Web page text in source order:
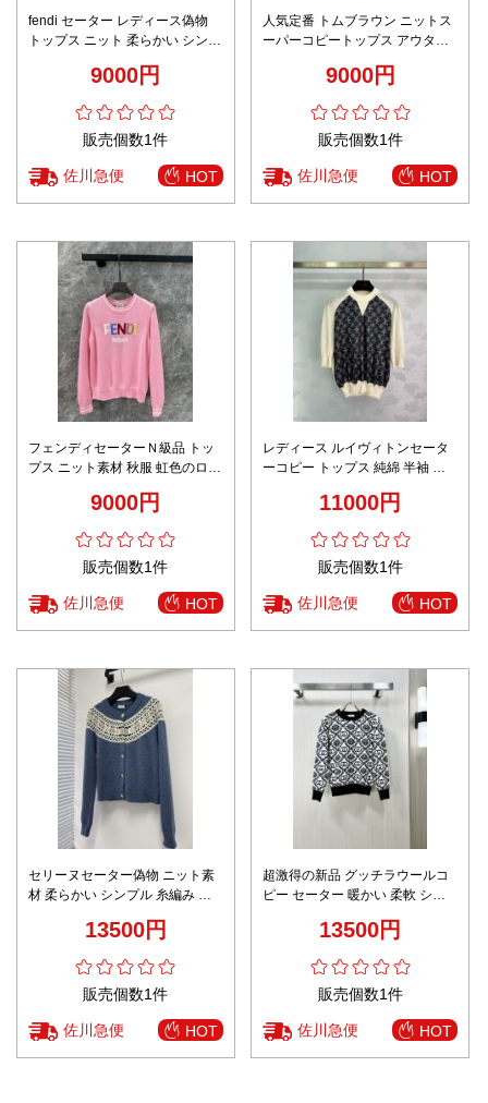
fendi セーター レディース偽物
トップス ニット 柔らかい シンプ
9000円
販売個数1件
佐川急便 HOT
人気定番 トムブラウン ニットス
ーパーコピートップス アウター
9000円
販売個数1件
佐川急便 HOT
フェンディセーターＮ級品 トッ
プス ニット素材 秋服 虹色のロゴ
9000円
販売個数1件
佐川急便 HOT
レディース ルイヴィトンセータ
ーコピー トップス 純綿 半袖 シ
11000円
販売個数1件
佐川急便 HOT
セリーヌセーター偽物 ニット素
材 柔らかい シンプル 糸編み 暖
13500円
販売個数1件
佐川急便 HOT
超激得の新品 グッチラウールコ
ピー セーター 暖かい 柔軟 シン
13500円
販売個数1件
佐川急便 HOT